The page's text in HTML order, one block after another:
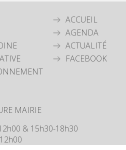
ACCUEIL
AGENDA
ACTUALITÉ
FACEBOOK
MAIRIE
& 15h30-18h30